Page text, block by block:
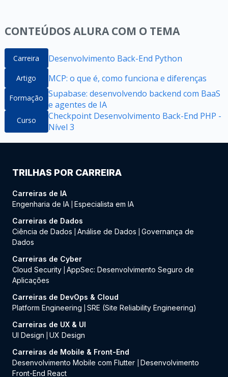
CONTEÚDOS ALURA COM O TEMA
Carreira Desenvolvimento Back-End Python
Artigo MCP: o que é, como funciona e diferenças
Formação Supabase: desenvolvendo backend com BaaS
e agentes de IA
Curso
Checkpoint Desenvolvimento Back-End PHP -
Nível 3
TRILHAS POR CARREIRA
Carreiras de IA
Engenharia de IA Especialista em IA
Carreiras de Dados
Ciência de Dados
Análise de Dados
Governança de
Dados
Carreiras de Cyber
Cloud Security AppSec: Desenvolvimento Seguro de
Aplicações
Carreiras de DevOps & Cloud
Platform Engineering
SRE (Site Reliability Engineering)
Carreiras de UX & UI
UI Design
UX Design
Carreiras de Mobile & Front-End
Desenvolvimento Mobile com Flutter
Desenvolvimento
Front-End React